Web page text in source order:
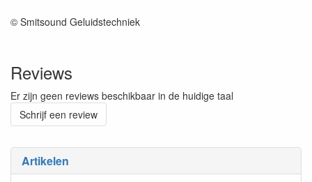
Artikelen
© Smitsound Geluidstechniek
Reviews
Er zijn geen reviews beschikbaar in de huidige taal
Schrijf een review